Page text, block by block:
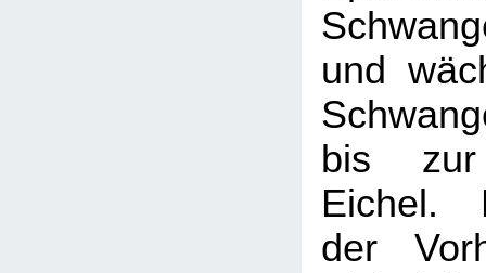
und
bis
Eichel.
der